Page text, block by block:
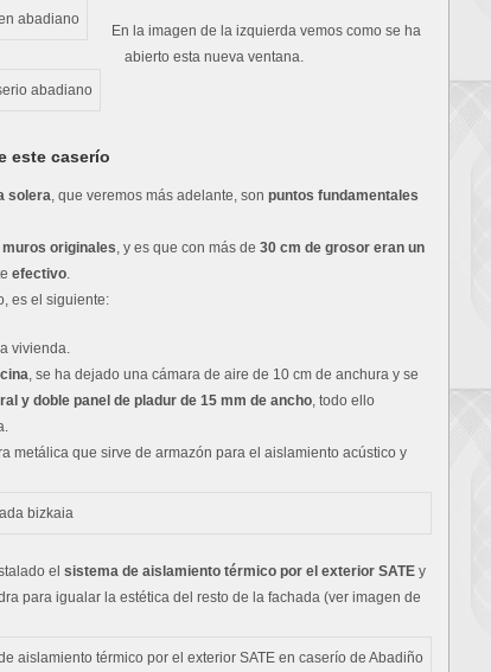
En la imagen de la izquierda vemos como se ha
abierto esta nueva ventana.
este caserío
solera, que veremos más adelante, son puntos fundamentales
muros originales, y es que con más de 30 cm de grosor eran un
efectivo.
es el siguiente:
vivienda.
, se ha dejado una cámara de aire de 10 cm de anchura y se
y doble panel de pladur de 15 mm de ancho, todo ello
metálica que sirve de armazón para el aislamiento acústico y
el sistema de aislamiento térmico por el exterior SATE y
para igualar la estética del resto de la fachada (ver imagen de